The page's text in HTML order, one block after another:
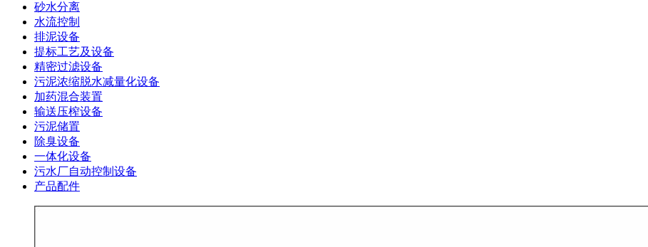
砂水分离
水流控制
排泥设备
提标工艺及设备
精密过滤设备
污泥浓缩脱水减量化设备
加药混合装置
输送压榨设备
污泥储置
除臭设备
一体化设备
污水厂自动控制设备
产品配件